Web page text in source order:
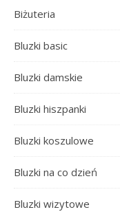
Biżuteria
Bluzki basic
Bluzki damskie
Bluzki hiszpanki
Bluzki koszulowe
Bluzki na co dzień
Bluzki wizytowe